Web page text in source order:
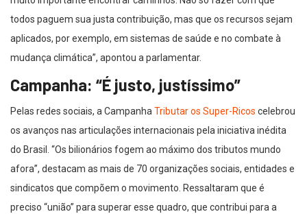
todos paguem sua justa contribuição, mas que os recursos sejam
aplicados, por exemplo, em sistemas de saúde e no combate à
mudança climática”, apontou a parlamentar.
Campanha: “É justo, justíssimo”
Pelas redes sociais, a Campanha Tributar os Super-Ricos celebrou
os avanços nas articulações internacionais pela iniciativa inédita
do Brasil. “Os bilionários fogem ao máximo dos tributos mundo
afora”, destacam as mais de 70 organizações sociais, entidades e
sindicatos que compõem o movimento. Ressaltaram que é
preciso “união” para superar esse quadro, que contribui para a